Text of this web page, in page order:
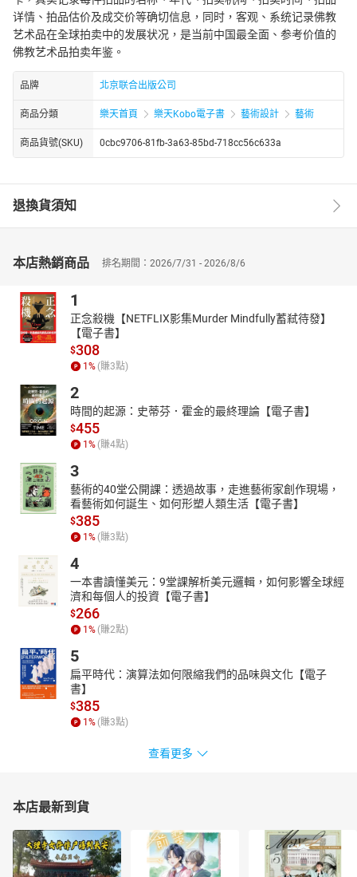
详情、拍品估价及成交价等确切信息，同时，客观、系统记录佛教
艺术品在全球拍卖中的发展状况，是当前中国最全面、参考价值的
佛教艺术品拍卖年鉴。
品牌 北京联合出版公司
商品分類 樂天首頁 樂天Kobo電子書 藝術設計 藝術
商品貨號(SKU) 0cbc9706-81fb-3a63-85bd-718cc56c633a
退換貨須知
本店熱銷商品 排名期間：2026/7/31 - 2026/8/6
1
正念殺機【NETFLIX影集Murder Mindfully蓄弒待發】
【電子書】
$308
1% (賺3點)
2
時間的起源：史蒂芬．霍金的最終理論【電子書】
$455
1% (賺4點)
3
藝術的40堂公開課：透過故事，走進藝術家創作現場，
看藝術如何誕生、如何形塑人類生活【電子書】
$385
1% (賺3點)
4
一本書讀懂美元：9堂課解析美元邏輯，如何影響全球經
濟和每個人的投資【電子書】
$266
1% (賺2點)
5
扁平時代：演算法如何限縮我們的品味與文化【電子
書】
$385
1% (賺3點)
查看更多
本店最新到貨